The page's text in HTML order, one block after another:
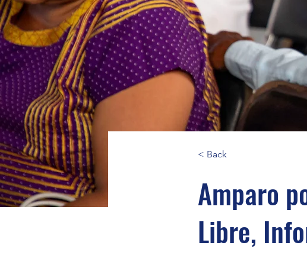
< Back
Amparo
Libre,